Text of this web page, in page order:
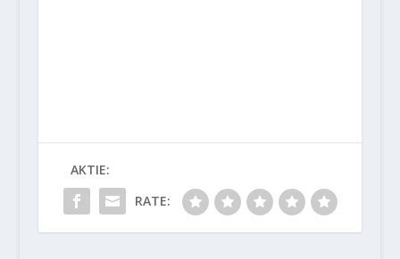
AKTIE:
RATE: